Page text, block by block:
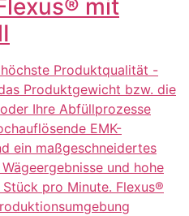
mit
Produktqualität -
Produktgewicht bzw. die
Ihre Abfüllprozesse
EMK-
ein maßgeschneidertes
und hohe
pro Minute. Flexus®